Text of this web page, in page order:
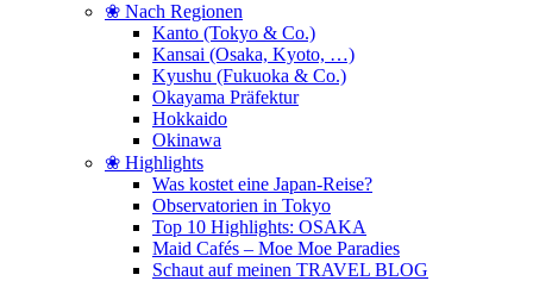
❀ Nach Regionen
Kanto (Tokyo & Co.)
Kansai (Osaka, Kyoto, …)
Kyushu (Fukuoka & Co.)
Okayama Präfektur
Hokkaido
Okinawa
❀ Highlights
Was kostet eine Japan-Reise?
Observatorien in Tokyo
Top 10 Highlights: OSAKA
Maid Cafés – Moe Moe Paradies
Schaut auf meinen TRAVEL BLOG